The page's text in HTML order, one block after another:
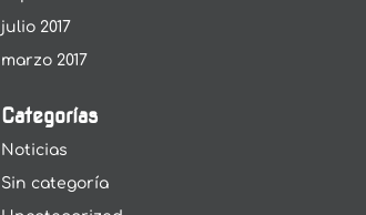
julio 2017
marzo 2017
Categorías
Noticias
Sin categoría